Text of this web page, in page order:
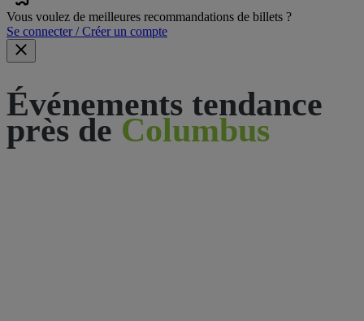
Vous voulez de meilleures recommandations de billets ?
Se connecter / Créer un compte
Événements tendance
près de Columbus